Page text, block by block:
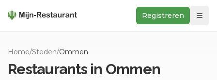
Registreren
In de buurt
Ontdek
Home/Steden/Ommen
Restaurants in Ommen